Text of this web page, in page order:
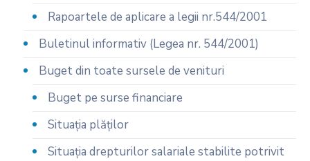
Rapoartele de aplicare a legii nr.544/2001
Buletinul informativ (Legea nr. 544/2001)
Buget din toate sursele de venituri
Buget pe surse financiare
Situaţia plăţilor
Situaţia drepturilor salariale stabilite potrivit